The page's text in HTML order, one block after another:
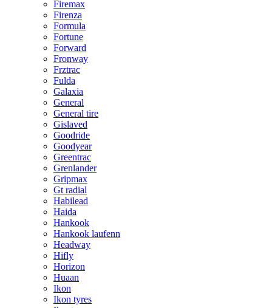
Firemax
Firenza
Formula
Fortune
Forward
Fronway
Frztrac
Fulda
Galaxia
General
General tire
Gislaved
Goodride
Goodyear
Greentrac
Grenlander
Gripmax
Gt radial
Habilead
Haida
Hankook
Hankook laufenn
Headway
Hifly
Horizon
Huaan
Ikon
Ikon tyres